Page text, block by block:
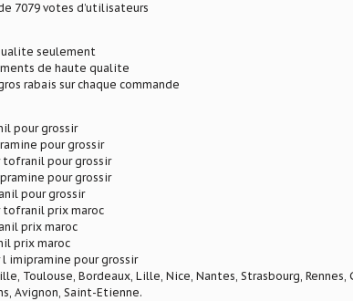
7079 votes d’utilisateurs
seulement
de haute qualite
rabais sur chaque commande
pour grossir
pour grossir
pour grossir
pour grossir
pour grossir
tofranil prix maroc
prix maroc
prix maroc
imipramine pour grossir
Toulouse, Bordeaux, Lille, Nice, Nantes, Strasbourg, Rennes,
Avignon, Saint-Etienne.